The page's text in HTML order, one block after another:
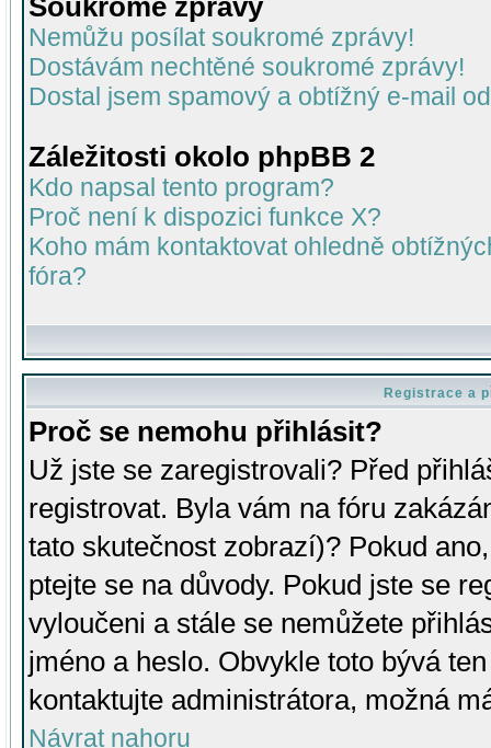
Soukromé zprávy
Nemůžu posílat soukromé zprávy!
Dostávám nechtěné soukromé zprávy!
Dostal jsem spamový a obtížný e-mail
Záležitosti okolo phpBB 2
Kdo napsal tento program?
Proč není k dispozici funkce X?
Koho mám kontaktovat ohledně
fóra?
Registrace a
Proč se nemohu přihlásit?
Už jste se zaregistrovali? Před
registrovat. Byla vám na fóru
tato skutečnost zobrazí)? Pokud
ptejte se na důvody. Pokud jste se
vyloučeni a stále se nemůžete
jméno a heslo. Obvykle toto bývá
kontaktujte administrátora, možná
Návrat nahoru